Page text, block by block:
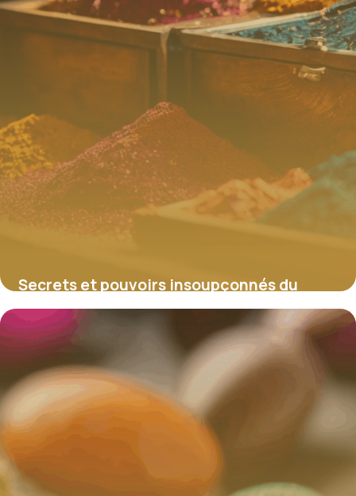
Secrets et pouvoirs insoupçonnés du
coffre magique
4 juillet 2025